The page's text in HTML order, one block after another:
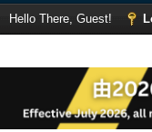
Hello There, Guest!